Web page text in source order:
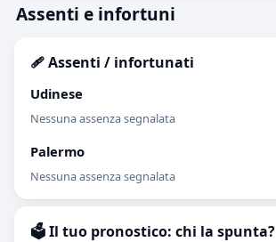
Assenti e infortuni
🩹 Assenti / infortunati
Udinese
Nessuna assenza segnalata
Palermo
Nessuna assenza segnalata
🗳️ Il tuo pronostico: chi la spunta?